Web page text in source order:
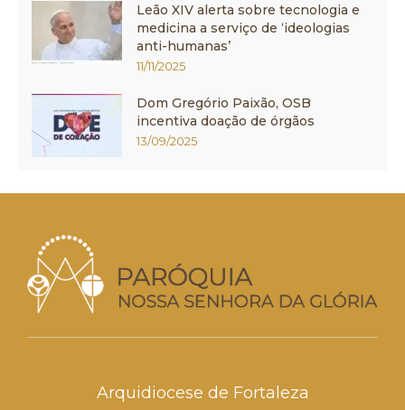
Leão XIV alerta sobre tecnologia e
medicina a serviço de ‘ideologias
anti-humanas’
11/11/2025
Dom Gregório Paixão, OSB
incentiva doação de órgãos
13/09/2025
Arquidiocese de Fortaleza